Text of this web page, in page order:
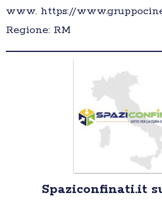
www. https://
Regione: RM
Spaziconfinati.it